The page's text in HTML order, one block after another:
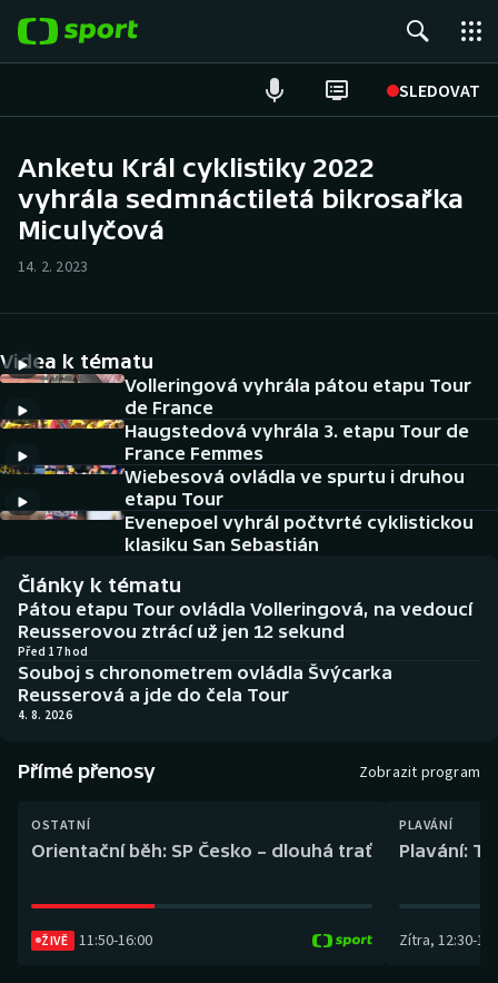
SLEDOVAT
Hokej
Cyklistika
DALŠÍ SPORTY
Americký fotbal
Baseball a softbal
Biatlon
Boby a skeleton
Curling
Dostihy
Futsal
NEPŘEHLÉDNĚTE
Soutěže
Aplikace ČT sport
AZ kvíz
Anketu Král cyklistiky 2022
vyhrála sedmnáctiletá bikrosařka
Miculyčová
14. 2. 2023
Videa k tématu
Volleringová vyhrála pátou etapu Tour
de France
Haugstedová vyhrála 3. etapu Tour de
France Femmes
Wiebesová ovládla ve spurtu i druhou
etapu Tour
Evenepoel vyhrál počtvrté cyklistickou
klasiku San Sebastián
Články k tématu
Pátou etapu Tour ovládla Volleringová, na vedoucí
Reusserovou ztrácí už jen 12 sekund
Před 17 hod
Souboj s chronometrem ovládla Švýcarka
Reusserová a jde do čela Tour
4. 8. 2026
Přímé přenosy Zobrazit program
OSTATNÍ
Orientační běh: SP Česko – dlouhá trať
ŽIVĚ 11:50-16:00
PLAVÁNÍ
Plavání:
Zítra, 12:30-